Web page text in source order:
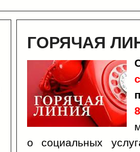
ГОРЯЧАЯ
с
о социальных